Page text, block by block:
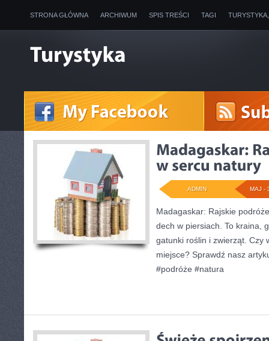
STRONA GŁÓWNA ARCHIWUM SPIS TREŚCI TAGI
MAJ -
ADMIN
Madagaskar: Rajskie
dech w piersiach. To kraina,
gatunki roślin i zwierząt. Czy
miejsce? Sprawdź nasz
#podróże #natura